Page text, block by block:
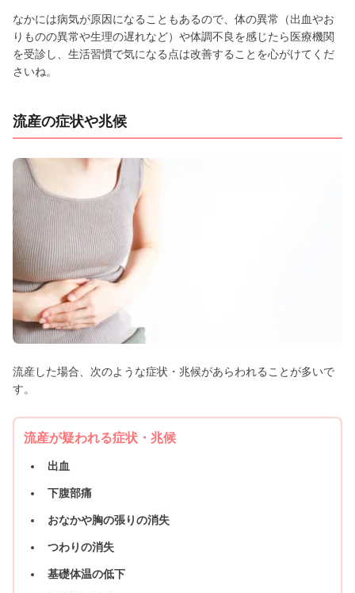
なかには病気が原因になることもあるので、体の異常（出血やお
りものの異常や生理の遅れなど）や体調不良を感じたら医療機関
を受診し、生活習慣で気になる点は改善することを心がけてくだ
さいね。
流産の症状や兆候
流産した場合、次のような症状・兆候があらわれることが多いで
す。
流産が疑われる症状・兆候
出血
下腹部痛
おなかや胸の張りの消失
つわりの消失
基礎体温の低下